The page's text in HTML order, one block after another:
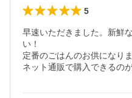
5
早速いただきました。新鮮
い！
定番のごはんのお供になりま
ネット通販で購入できるの